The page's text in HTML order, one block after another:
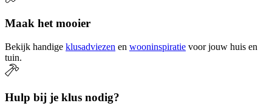
Maak het mooier
Bekijk handige klusadviezen en wooninspiratie voor jouw huis en
tuin.
Hulp bij je klus nodig?